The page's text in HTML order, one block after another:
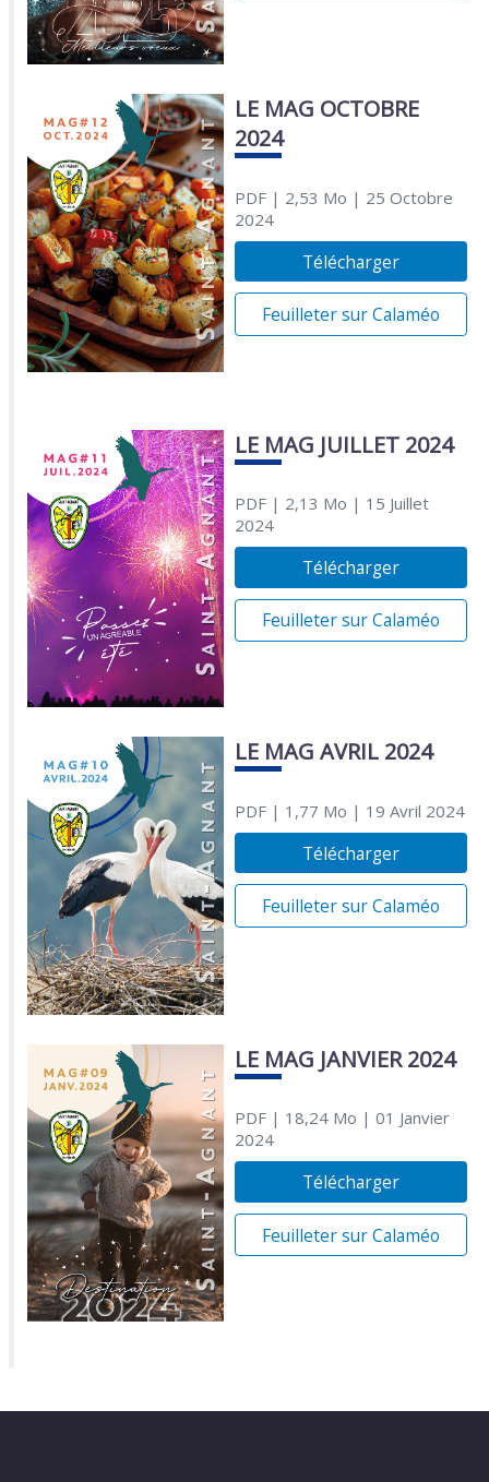
LE MAG OCTOBRE
2024
PDF| 2,53 Mo | 25 Octobre
2024
Télécharger
Feuilleter sur Calaméo
LE MAG JUILLET 2024
PDF| 2,13 Mo | 15 Juillet
2024
Télécharger
Feuilleter sur Calaméo
LE MAG AVRIL 2024
PDF| 1,77 Mo | 19 Avril 2024
Télécharger
Feuilleter sur Calaméo
LE MAG JANVIER 2024
PDF| 18,24 Mo | 01 Janvier
2024
Télécharger
Feuilleter sur Calaméo